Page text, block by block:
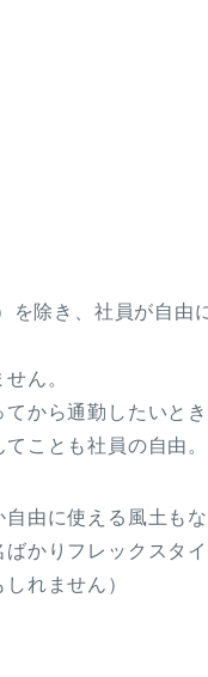
を除き、社員が自由
ん。
から通勤したいと
ことも社員の自由。
由に使える風土もな
かりフレックスタ
れません）